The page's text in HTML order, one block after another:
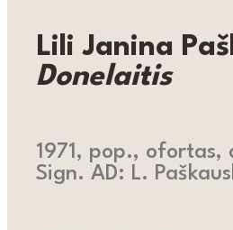
Lili Janina
Donelaitis
1971, pop.,
Sign. AD: L.